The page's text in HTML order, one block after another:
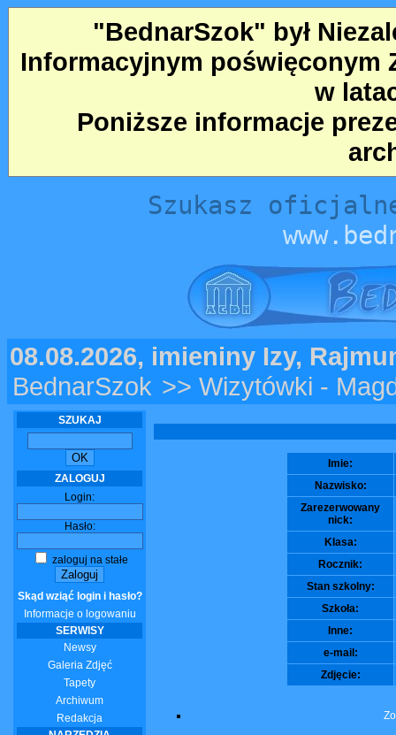
"BednarSzok" był
Informacyjnym poświęconym
w
Poniższe informacje
Szukasz
08.08.2026, imieniny Izy,
BednarSzok >> Wizytówki -
SZUKAJ
ZALOGUJ
Login:
Hasło:
zaloguj na stałe
Skąd wziąć login i hasło?
Informacje o logowaniu
SERWISY
Newsy
Galeria Zdjęć
Tapety
Archiwum
Redakcja
Imie:
Nazwisko:
Zarezerwowany
nick:
Klasa:
Rocznik:
Stan szkolny:
Szkoła:
Inne:
e-mail:
Zdjęcie: